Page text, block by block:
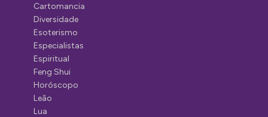
Cartomancia
Diversidade
Esoterismo
Especialistas
Espiritual
Feng Shui
Horóscopo
Leão
Lua